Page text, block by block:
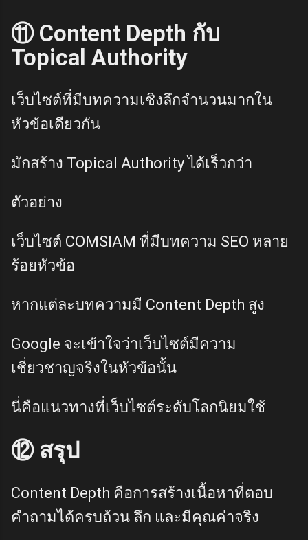
⑪ Content Depth กับ
Topical Authority
เว็บไซต์ที่มีบทความเชิงลึกจำนวนมากใน
หัวข้อเดียวกัน
มักสร้าง Topical Authority ได้เร็วกว่า
ตัวอย่าง
เว็บไซต์ COMSIAM ที่มีบทความ SEO หลาย
ร้อยหัวข้อ
หากแต่ละบทความมี Content Depth สูง
Google จะเข้าใจว่าเว็บไซต์มีความ
เชี่ยวชาญจริงในหัวข้อนั้น
นี่คือแนวทางที่เว็บไซต์ระดับโลกนิยมใช้
⑫ สรุป
Content Depth คือการสร้างเนื้อหาที่ตอบ
คำถามได้ครบถ้วน ลึก และมีคุณค่าจริง